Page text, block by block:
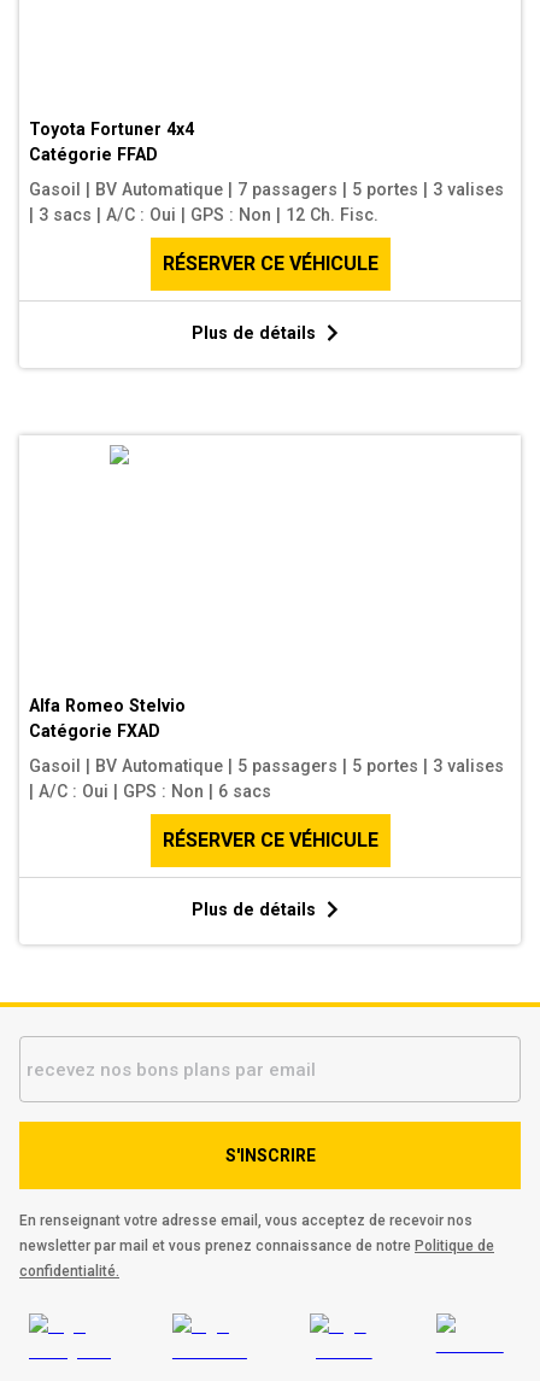
Toyota Fortuner 4x4
Catégorie FFAD
Gasoil
BV Automatique 7 passagers 5 portes
3 valises
3 sacs A/C : Oui GPS : Non 12 Ch. Fisc.
RÉSERVER CE VÉHICULE
Plus de détails
Alfa Romeo Stelvio
Catégorie FXAD
Gasoil
BV Automatique 5 passagers 5 portes
3 valises
A/C : Oui GPS : Non 6 sacs
RÉSERVER CE VÉHICULE
Plus de détails
S'INSCRIRE
En renseignant votre adresse email, vous acceptez de recevoir nos
newsletter par mail et vous prenez connaissance de notre Politique de
confidentialité.